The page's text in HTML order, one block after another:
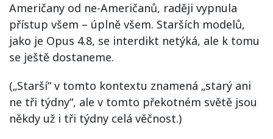
Američany od ne-Američanů, raději vypnula
přístup všem – úplně všem. Starších modelů,
jako je Opus 4.8, se interdikt netýká, ale k tomu
se ještě dostaneme.
(„Starší“ v tomto kontextu znamená „starý ani
ne tři týdny“, ale v tomto překotném světě jsou
někdy už i tři týdny celá věčnost.)